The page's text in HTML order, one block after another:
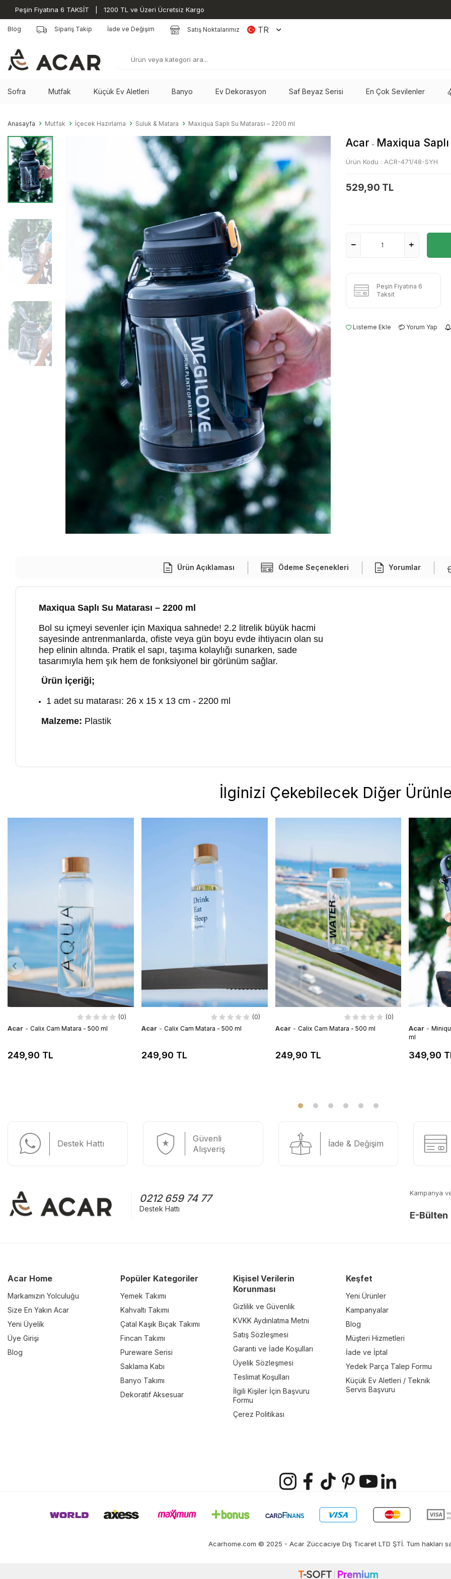
Peşin Fiyatına 6 TAKSİT | 1200 TL ve Üzeri Ücretsiz Kargo
Blog Sipariş Takip İade ve Değişim Satış Noktalarımız TR
Sofra Mutfak Küçük Ev Aletleri Banyo Ev Dekorasyon Saf Beyaz Serisi En Çok Sevilenler
Anasayfa Mutfak İçecek Hazırlama Suluk & Matara Maxiqua Saplı Su Matarası – 2200 ml
Acar - Maxiqua
Ürün Kodu : ACR-471/48-SYH
529,90 TL
Peşin Fiyatına 6
Taksit
Listeme Ekle Yorum Yap
Ürün Açıklaması Ödeme Seçenekleri Yorumlar
Maxiqua Saplı Su Matarası – 2200 ml
Bol su içmeyi sevenler için Maxiqua sahnede! 2.2 litrelik büyük hacmi
sayesinde antrenmanlarda, ofiste veya gün boyu evde ihtiyacın olan su
hep elinin altında. Pratik el sapı, taşıma kolaylığı sunarken, sade
tasarımıyla hem şık hem de fonksiyonel bir görünüm sağlar.
Ürün İçeriği;
1 adet su matarası: 26 x 15 x 13 cm - 2200 ml
Malzeme: Plastik
İlginizi Çekebilecek Diğer
(0)
Acar - Calix Cam Matara - 500 ml
249,90 TL
(0)
Acar - Calix Cam Matara - 500 ml
249,90 TL
(0)
Acar - Calix Cam Matara - 500 ml
249,90 TL
Acar -
ml
349,90
Destek Hattı
Güvenli
Alışveriş
İade & Değişim
0212 659 74 77
Destek Hattı
Kampanya
E-Bülten
Acar Home
Markamızın Yolculuğu
Size En Yakın Acar
Yeni Üyelik
Üye Girişi
Blog
Popüler Kategoriler
Yemek Takımı
Kahvaltı Takımı
Çatal Kaşık Bıçak Takımı
Fincan Takımı
Pureware Serisi
Saklama Kabı
Banyo Takımı
Dekoratif Aksesuar
Kişisel Verilerin
Korunması
Gizlilik ve Güvenlik
KVKK Aydınlatma Metni
Satış Sözleşmesi
Garanti ve İade Koşulları
Üyelik Sözleşmesi
Teslimat Koşulları
İlgili Kişiler İçin Başvuru
Formu
Çerez Politikası
Keşfet
Yeni Ürünler
Kampanyalar
Blog
Müşteri Hizmetleri
İade ve İptal
Yedek Parça Talep Formu
Küçük Ev Aletleri / Teknik
Servis Başvuru
Acarhome.com © 2025 - Acar Züccaciye Dış Ticaret LTD ŞTİ. Tüm hakları